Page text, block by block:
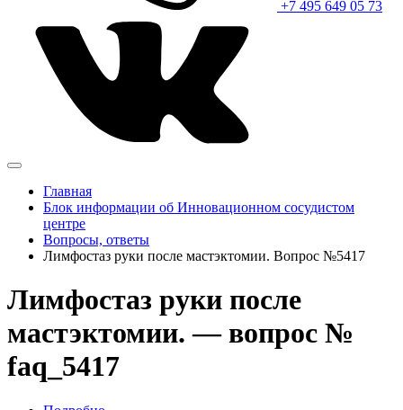
+7 495 649 05 73
Главная
Блок информации об Инновационном сосудистом
центре
Вопросы, ответы
Лимфостаз руки после мастэктомии. Вопрос №5417
Лимфостаз руки после
мастэктомии. — вопрос №
faq_5417